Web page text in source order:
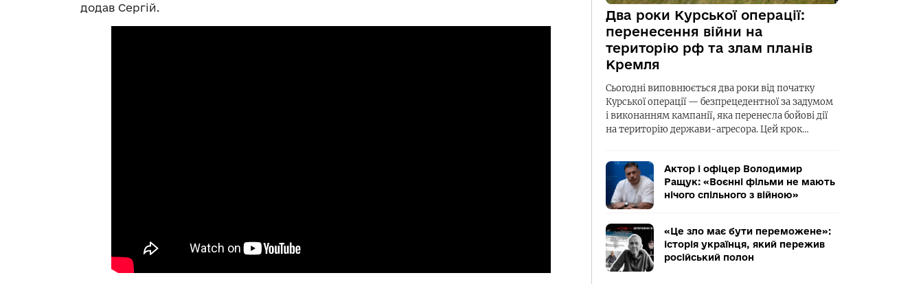
додав Сергій.
Два роки Курської операції:
перенесення війни на
територію рф та злам планів
Кремля
Сьогодні виповнюється два роки від початку
Курської операції — безпрецедентної за задумом
і виконанням кампанії, яка перенесла бойові дії
на територію держави-агресора. Цей крок…
Актор і офіцер Володимир
Ращук: «Воєнні фільми не мають
нічого спільного з війною»
«Це зло має бути переможене»:
історія українця, який пережив
російський полон